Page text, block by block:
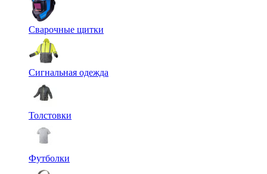
Сварочные щитки
Сигнальная одежда
Толстовки
Футболки